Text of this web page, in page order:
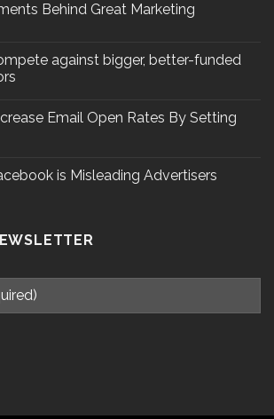
Behind Great Marketing
against bigger, better-funded
Email Open Rates By Setting
is Misleading Advertisers